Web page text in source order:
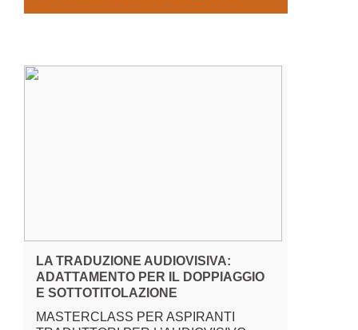
LA TRADUZIONE AUDIOVISIVA:
ADATTAMENTO PER IL DOPPIAGGIO
E SOTTOTITOLAZIONE
MASTERCLASS PER ASPIRANTI